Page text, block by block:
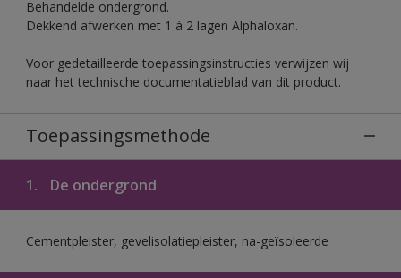
Behandelde ondergrond.
Dekkend afwerken met 1 à 2 lagen Alphaloxan.
Voor gedetailleerde toepassingsinstructies verwijzen wij
naar het technische documentatieblad van dit product.
Toepassingsmethode
1. De ondergrond
Cementpleister, gevelisolatiepleister, na-geïsoleerde